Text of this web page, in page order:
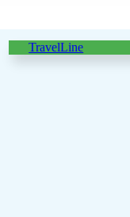
TravelLine